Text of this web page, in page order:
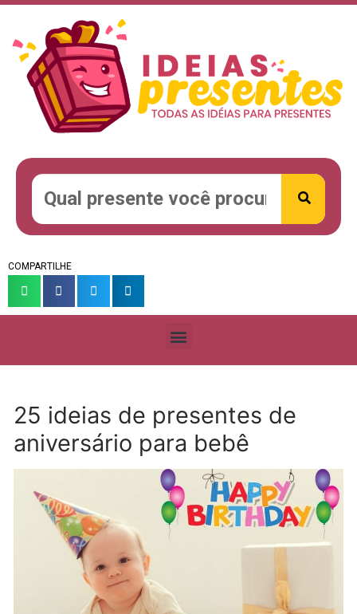
COMPARTILHE
25 ideias de presentes de
aniversário para bebê